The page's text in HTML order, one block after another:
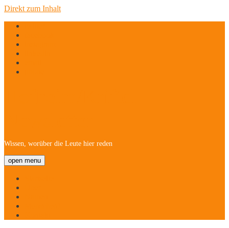
Direkt zum Inhalt
Wissen, worüber die Leute hier reden
open menu